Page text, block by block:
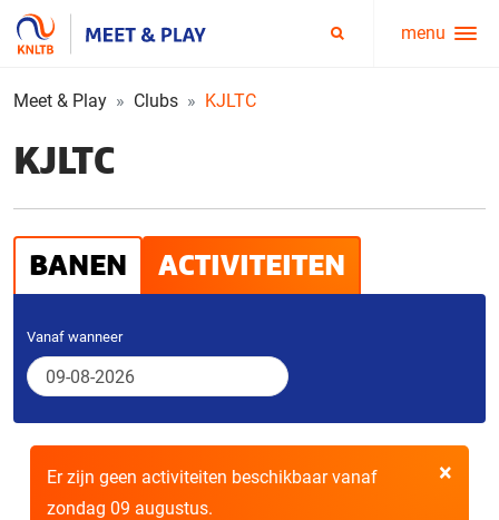
Service
menu
menu
Meet & Play Clubs KJLTC
KJLTC
BANEN ACTIVITEITEN
Vanaf wanneer
×
Er zijn geen activiteiten beschikbaar vanaf
zondag 09 augustus.